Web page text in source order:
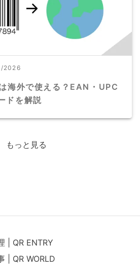
2026
海外で使える？EAN・UPC
ドを解説
もっと見る
| QR ENTRY
| QR WORLD